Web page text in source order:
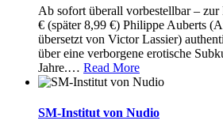
Ab sofort überall vorbestellbar –
€ (später 8,99 €) Philippe Auberts
übersetzt von Victor Lassier)
über eine verborgene erotische
Jahre.… Read More
SM-Institut von Nudio